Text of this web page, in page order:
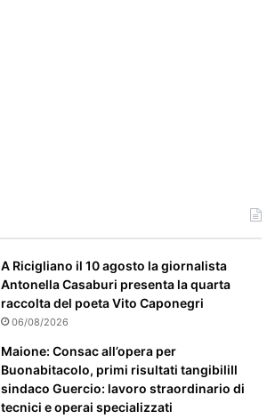
A Ricigliano il 10 agosto la giornalista
Antonella Casaburi presenta la quarta
raccolta del poeta Vito Caponegri
06/08/2026
Maione: Consac all’opera per
Buonabitacolo, primi risultati tangibiliIl
sindaco Guercio: lavoro straordinario di
tecnici e operai specializzati